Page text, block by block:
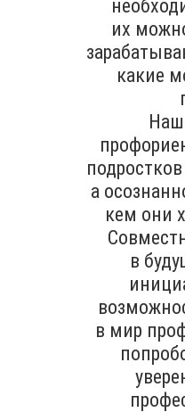
их
какие
а
кем они
в
в мир